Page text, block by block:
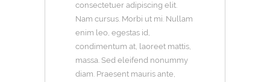
consectetuer adipiscing elit.
Nam cursus. Morbi ut mi. Nullam
enim leo, egestas id,
condimentum at, laoreet mattis,
massa. Sed eleifend nonummy
diam. Praesent mauris ante,